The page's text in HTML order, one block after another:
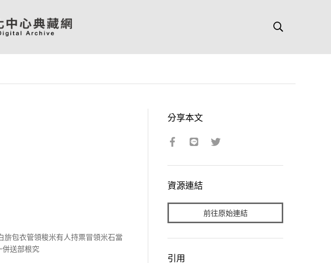
包衣管領稄米有人持票冒領米石當
送部根究
分享本文
資源連結
前往原始連結
引用